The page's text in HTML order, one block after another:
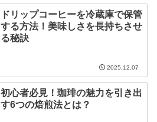
ドリップコーヒーを冷蔵庫で保管
する方法！美味しさを長持ちさせ
る秘訣
2025.12.07
初心者必見！珈琲の魅力を引き出
す6つの焙煎法とは？